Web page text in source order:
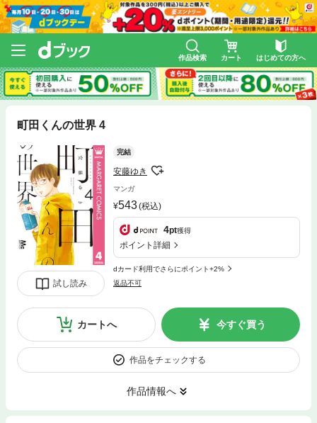
作品検索 カート はじめての方へ
町田くんの世界 4
試し読み
完結
安藤ゆき
マンガ
543(税込)
4pt獲得
ポイント詳細
dカード利用でさらにポイント+2%
返品不可
カートへ 今すぐ買う
作品をチェックする
作品情報へ